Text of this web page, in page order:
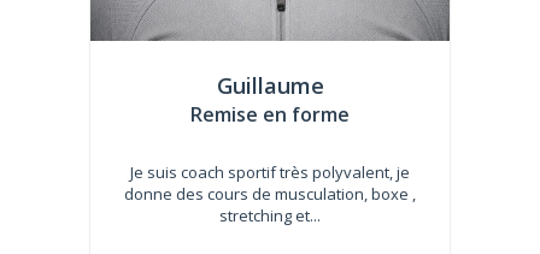
Guillaume
Remise en forme
Je suis coach sportif très polyvalent, je
donne des cours de musculation, boxe ,
stretching et...